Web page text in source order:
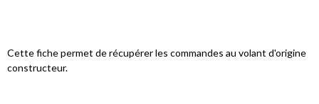
Cette fiche permet de récupérer les commandes au volant d'origine
constructeur.